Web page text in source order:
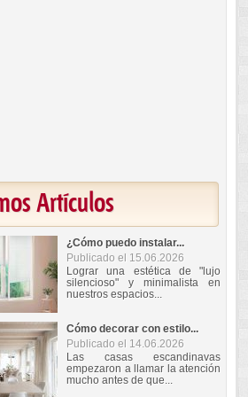
Artículos
¿Cómo puedo instalar...
Publicado el 15.06.2026
Lograr una estética de "lujo
silencioso" y minimalista en
nuestros espacios...
Cómo decorar con estilo...
Publicado el 14.06.2026
Las casas escandinavas
empezaron a llamar la atención
mucho antes de que...